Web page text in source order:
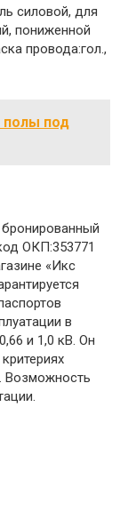
силовой, для
пониженной
провода:гол.,
полы под
ОКП:353771
«Икс
в
и 1,0 кВ. Он
Возможность